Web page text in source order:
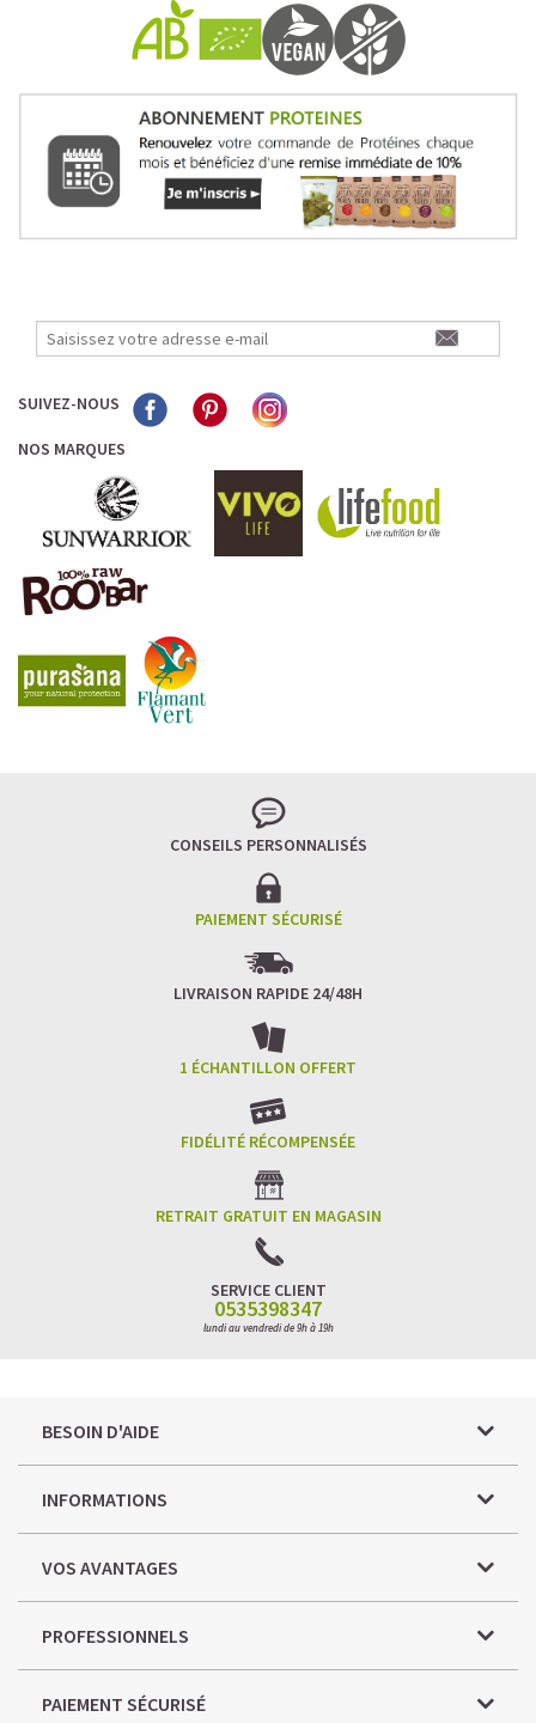
SUIVEZ-NOUS
NOS MARQUES
CONSEILS PERSONNALISÉS
PAIEMENT SÉCURISÉ
LIVRAISON RAPIDE 24/48H
1 ÉCHANTILLON OFFERT
FIDÉLITÉ RÉCOMPENSÉE
RETRAIT GRATUIT EN MAGASIN
SERVICE CLIENT
0535398347
lundi au vendredi de 9h à 19h
BESOIN D'AIDE
INFORMATIONS
VOS AVANTAGES
PROFESSIONNELS
PAIEMENT SÉCURISÉ